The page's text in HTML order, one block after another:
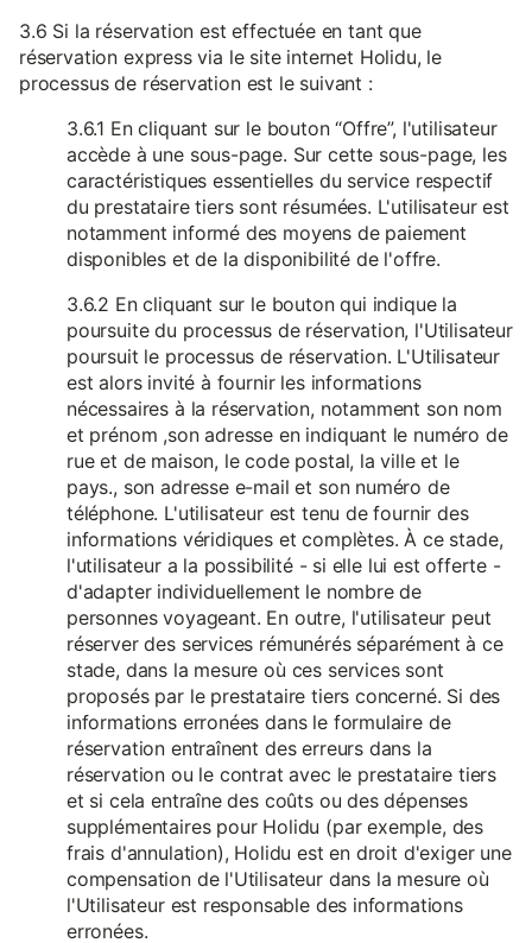
3.6 Si la réservation est effectuée en tant que
réservation express via le site internet Holidu, le
processus de réservation est le suivant :
3.6.1 En cliquant sur le bouton “Offre”, l'utilisateur
accède à une sous-page. Sur cette sous-page, les
caractéristiques essentielles du service respectif
du prestataire tiers sont résumées. L'utilisateur est
notamment informé des moyens de paiement
disponibles et de la disponibilité de l'offre.
3.6.2 En cliquant sur le bouton qui indique la
poursuite du processus de réservation, l'Utilisateur
poursuit le processus de réservation. L'Utilisateur
est alors invité à fournir les informations
nécessaires à la réservation, notamment son nom
et prénom ,son adresse en indiquant le numéro de
rue et de maison, le code postal, la ville et le
pays., son adresse e-mail et son numéro de
téléphone. L'utilisateur est tenu de fournir des
informations véridiques et complètes. À ce stade,
l'utilisateur a la possibilité - si elle lui est offerte -
d'adapter individuellement le nombre de
personnes voyageant. En outre, l'utilisateur peut
réserver des services rémunérés séparément à ce
stade, dans la mesure où ces services sont
proposés par le prestataire tiers concerné. Si des
informations erronées dans le formulaire de
réservation entraînent des erreurs dans la
réservation ou le contrat avec le prestataire tiers
et si cela entraîne des coûts ou des dépenses
supplémentaires pour Holidu (par exemple, des
frais d'annulation), Holidu est en droit d'exiger une
compensation de l'Utilisateur dans la mesure où
l'Utilisateur est responsable des informations
erronées.